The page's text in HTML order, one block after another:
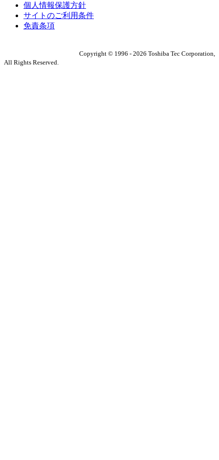
個人情報保護方針
サイトのご利用条件
免責条項
Copyright © 1996 - 2026 Toshiba Tec Corporation,
All Rights Reserved.